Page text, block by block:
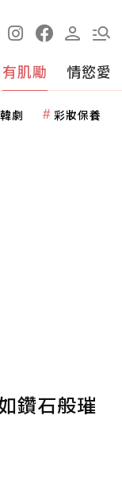
有肌勵 情慾愛
韓劇 彩妝保養
鑽石般璀